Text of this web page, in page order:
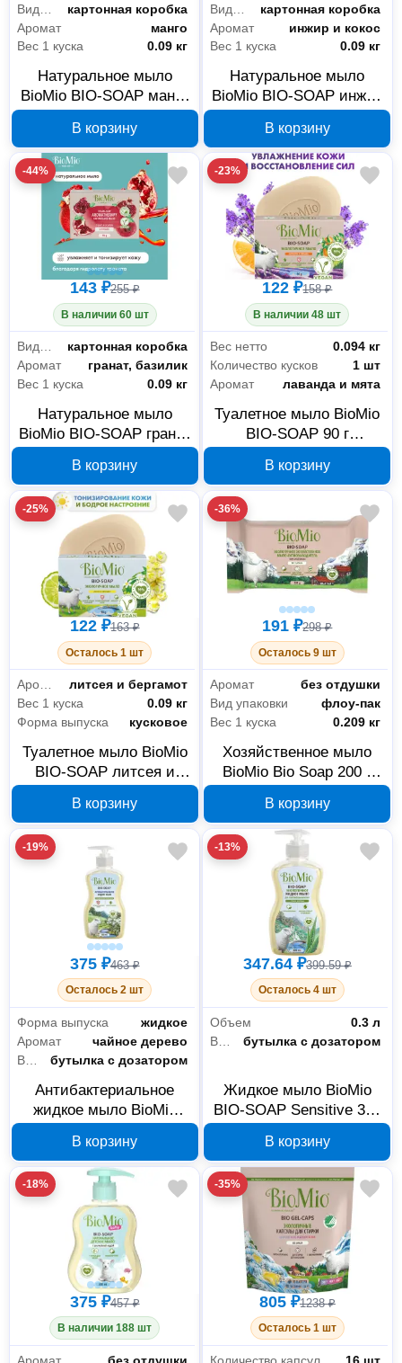
картонная коробка
Аромат
манго
Вес 1 куска
0.09 кг
Натуральное мыло
BioMio BIO-SOAP манго
В корзину
картонная коробка
Аромат
инжир и кокос
Вес 1 куска
0.09 кг
Натуральное мыло
BioMio BIO-SOAP инжир
В корзину
-44%
143 ₽255 ₽
В наличии 60 шт
Вид упаковки
картонная коробка
Аромат
гранат, базилик
Вес 1 куска
0.09 кг
Натуральное мыло
BioMio BIO-SOAP гранат
520.04402.0101
В корзину
-23%
122 ₽158 ₽
В наличии 48 шт
Вес нетто
0.094 кг
Количество кусков
1 шт
Аромат
лаванда и мята
Туалетное мыло BioMio
BIO-SOAP 90 г
В корзину
-25%
122 ₽163 ₽
Осталось 1 шт
Аромат
литсея и бергамот
Вес 1 куска
0.09 кг
Форма выпуска
кусковое
Туалетное мыло BioMio
BIO-SOAP литсея и
520.04187.0101
В корзину
-36%
191 ₽298 ₽
Осталось 9 шт
Аромат
без отдушки
Вид упаковки
флоу-пак
Вес 1 куска
0.209 кг
Хозяйственное мыло
BioMio Bio Soap 200 г
В корзину
-19%
375 ₽463 ₽
Осталось 2 шт
Форма выпуска
жидкое
Аромат
чайное дерево
бутылка с дозатором
Антибактериальное
жидкое мыло BioMio
517.04177.0101
В корзину
-13%
347.64 ₽399.59 ₽
Осталось 4 шт
Объем
0.3 л
Вид упаковки
бутылка с дозатором
Жидкое мыло BioMio
BIO-SOAP Sensitive 300
В корзину
-18%
375 ₽457 ₽
В наличии 188 шт
Аромат без отдушки
-35%
805 ₽1238 ₽
Осталось 1 шт
Количество капсул 16 шт